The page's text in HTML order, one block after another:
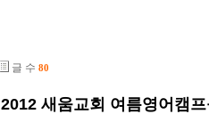
글 수 80
2012 새움교회 여름영어캠